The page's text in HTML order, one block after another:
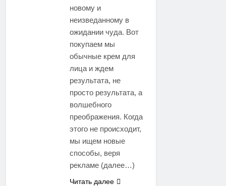
новому и
неизведанному в
ожидании чуда. Вот
покупаем мы
обычные крем для
лица и ждем
результата, не
просто результата, а
волшебного
преображения. Когда
этого не происходит,
мы ищем новые
способы, веря
рекламе (далее…)
Читать далее